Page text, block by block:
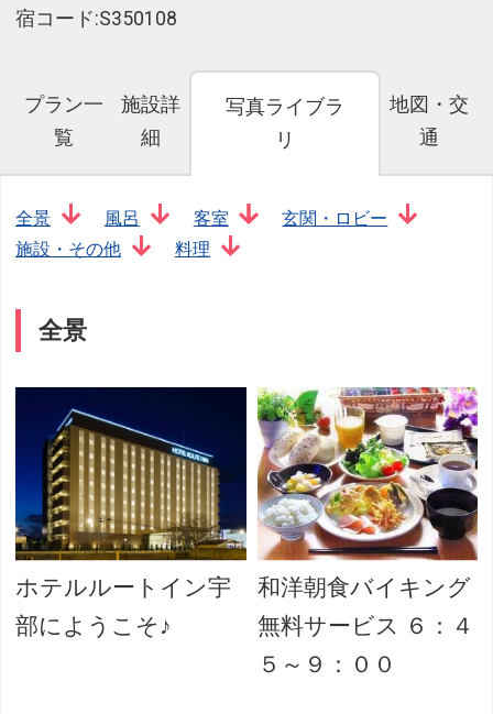
宿コード:S350108
プラン一
覧
施設詳
細
写真ライブラ
リ
地図・交
通
全景 風呂 客室
玄関・ロビー
施設・その他
料理
全景
ホテルルートイン宇
部にようこそ♪
和洋朝食バイキング
無料サービス ６：４
５～９：００